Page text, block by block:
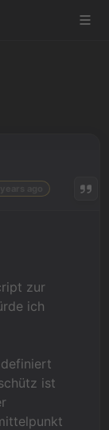
zur
ich
ist